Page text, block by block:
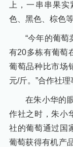
上，一串串果
色、黑色、棕色
“今年的葡萄
有20多栋有葡萄
葡萄品种比市场
元/斤。”合作社理
在朱小华的
作社之时，朱小
社的葡萄通过国
葡萄获得有机产